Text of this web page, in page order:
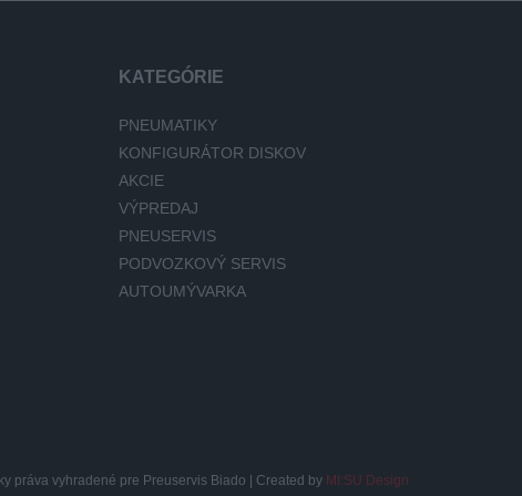
KATEGÓRIE
PNEUMATIKY
KONFIGURÁTOR DISKOV
AKCIE
VÝPREDAJ
PNEUSERVIS
PODVOZKOVÝ SERVIS
AUTOUMÝVARKA
práva vyhradené pre Preuservis Biado | Created by MI:SU Design